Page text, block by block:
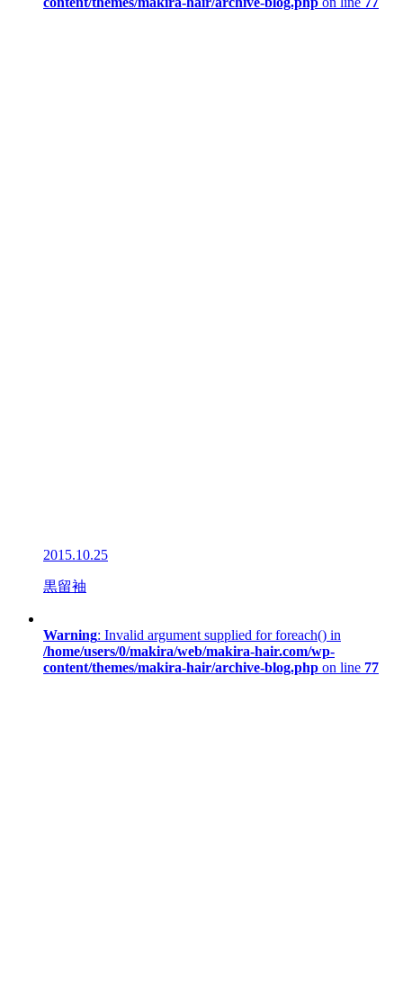
2015.10.25
黒留袖
Warning: Invalid argument supplied for foreach() in
/home/users/0/makira/web/makira-hair.com/wp-
content/themes/makira-hair/archive-blog.php on line 77